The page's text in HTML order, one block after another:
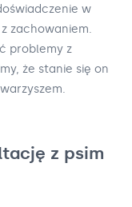
w
zachowaniem.
problemy z
że stanie się on
z psim